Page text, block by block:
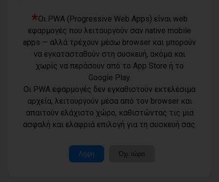
07/08/2026
Κέντρο Υγείας Νέας Μάκρης: Το
φυσικοθεραπευτήριο πρόκειται να
επαναλειτουργήσει στο άμεσο μέλλον
07/08/2026
Μάτι σε πολεοδομική ομηρία: Οι
περιουσίες πάγωσαν – Οι κάτοικοι
οργανώνονται
07/08/2026
Έλεγχος στην πρώην Κοινωφελή
ξεμπερδέματα για τον Ζούτσο;
06/08/2026
Όροι χρήσης
Πολιτική
Τηλέφωνο
*Οι PWA (Progressive Web Apps) είναι web
εφαρμογές που λειτουργούν σαν native mobile
apps — αλλά τρέχουν μέσω browser και μπορούν
να εγκατασταθούν στη συσκευή, ακόμα και
χωρίς να περάσουν από το App Store ή το
Google Play.
Οι PWA εφαρμογές δεν εγκαθιστούν εκτελέσιμα
αρχεία, λειτουργούν μέσα από τον browser και
απαιτούν ελάχιστο χώρο, καθιστώντας τις μια
ασφαλή και ελαφριά επιλογή για τη συσκευή σας.
Λήψη Όχι τώρα